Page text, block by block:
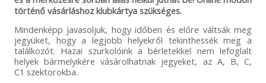
történő vásárláshoz klubkártya szükséges.
Mindenképp javasoljuk, hogy időben és előre váltsák meg
jegyüket, hogy a legjobb helyekről tekinthessék meg a
találkozót. Hazai szurkolóink a bérletekkel nem lefoglalt
helyek bármelyikére vásárolhatnak jegyeket, az A, B, C,
C1 szektorokba.